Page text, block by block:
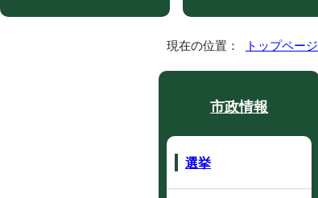
現在の位置： トップページ
市政情報
選挙